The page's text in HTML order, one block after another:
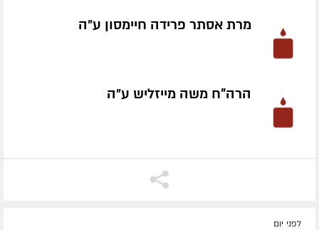
מרת אסתר פרידה חיימסון ע״ה
הרה"ח משה מייזליש ע״ה
לפני יום